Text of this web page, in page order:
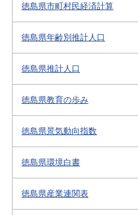
徳島県市町村民経済計算
徳島県年齢別推計人口
徳島県推計人口
徳島県教育の歩み
徳島県景気動向指数
徳島県環境白書
徳島県産業連関表